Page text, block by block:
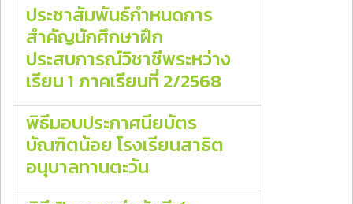
ประชาสัมพันธ์กำหนดการ
สำคัญนักศึกษาฝึก
ประสบการณ์วิชาชีพระหว่าง
เรียน 1 ภาคเรียนที่ 2/2568
พิธีมอบประกาศนียบัตร
บัณฑิตน้อย โรงเรียนสาธิต
อนุบาลทานตะวัน